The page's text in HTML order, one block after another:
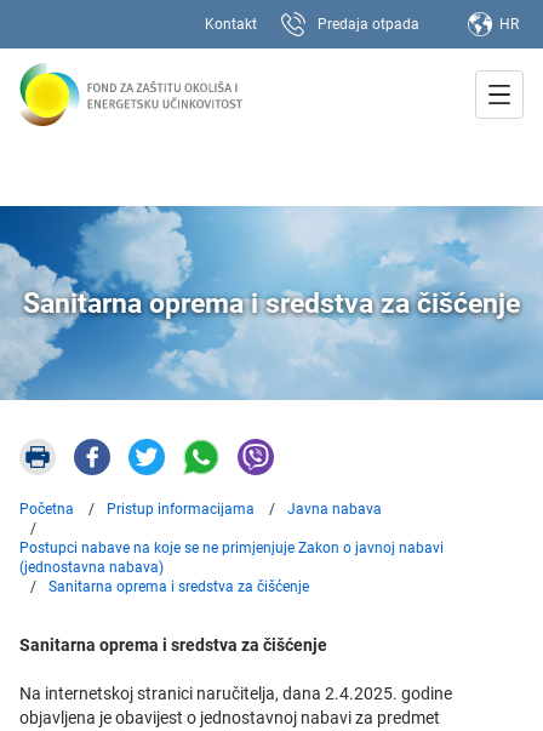
Kontakt Predaja otpada HR
Sanitarna oprema i sredstva za čišćenje
Početna Pristup informacijama Javna nabava
Postupci nabave na koje se ne primjenjuje Zakon o javnoj nabavi
(jednostavna nabava)
Sanitarna oprema i sredstva za čišćenje
Sanitarna oprema i sredstva za čišćenje
Na internetskoj stranici naručitelja, dana 2.4.2025. godine
objavljena je obavijest o jednostavnoj nabavi za predmet